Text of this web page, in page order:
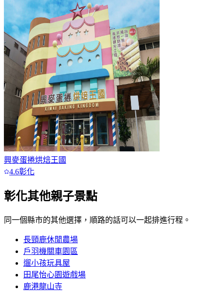
興麥蛋捲烘焙王國
4.6彰化
彰化其他親子景點
同一個縣市的其他選擇，順路的話可以一起排進行程。
長頸鹿休閒農場
戶羽機關車園區
遛小孩玩具屋
田尾怡心園遊戲場
鹿港龍山寺